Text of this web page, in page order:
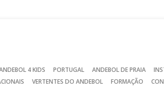
4 KIDS PORTUGAL ANDEBOL DE PRAIA
VERTENTES DO ANDEBOL FORMAÇÃO